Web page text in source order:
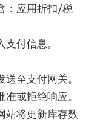
：应用折扣/税
付信息。
至支付网关。
或拒绝响应。
站将更新库存数